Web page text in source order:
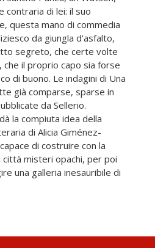
contraria di lei: il suo
questa mano di commedia
da giungla d'asfalto,
segreto, che certe volte
il proprio capo sia forse
di buono. Le indagini di Una
già comparse, sparse in
da Sellerio.
la compiuta idea della
di Alicia Giménez-
di costruire con la
misteri opachi, per poi
una galleria inesauribile di